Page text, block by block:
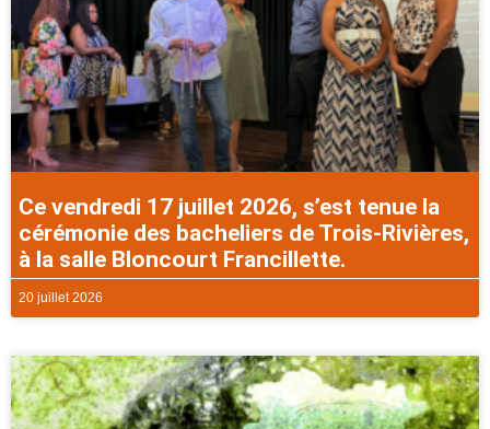
Ce vendredi 17 juillet 2026, s’est tenue la
cérémonie des bacheliers de Trois-Rivières,
à la salle Bloncourt Francillette.
20 juillet 2026